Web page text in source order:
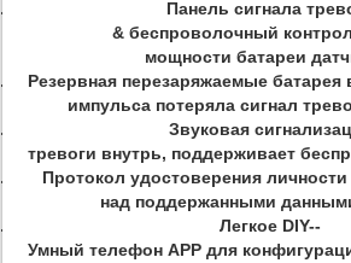
Панель сигнала
& беспроволочный
мощности батареи
Резервная перезаряжаемые
импульса потеряла сигнал
Звуковая
тревоги внутрь, поддерживает
Протокол удостоверения личности
над поддержанными
Легкое DIY--
Умный телефон APP для